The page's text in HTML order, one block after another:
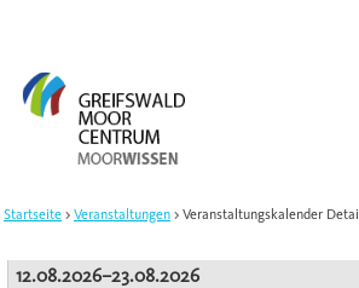
Startseite Veranstaltungen Veranstaltungskalender Detail
12.08.2026–23.08.2026